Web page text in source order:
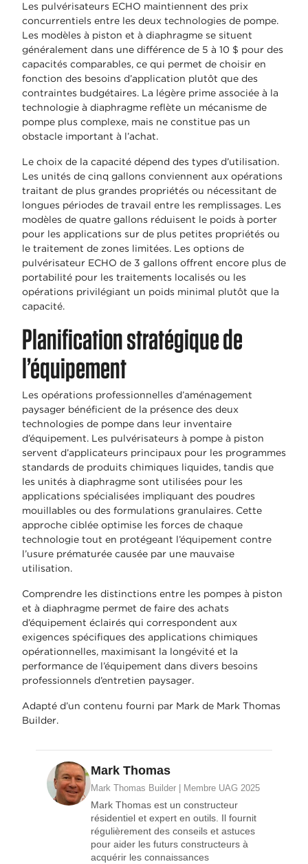
Les pulvérisateurs ECHO maintiennent des prix
concurrentiels entre les deux technologies de pompe.
Les modèles à piston et à diaphragme se situent
généralement dans une différence de 5 à 10 $ pour des
capacités comparables, ce qui permet de choisir en
fonction des besoins d’application plutôt que des
contraintes budgétaires. La légère prime associée à la
technologie à diaphragme reflète un mécanisme de
pompe plus complexe, mais ne constitue pas un
obstacle important à l’achat.
Le choix de la capacité dépend des types d’utilisation.
Les unités de cinq gallons conviennent aux opérations
traitant de plus grandes propriétés ou nécessitant de
longues périodes de travail entre les remplissages. Les
modèles de quatre gallons réduisent le poids à porter
pour les applications sur de plus petites propriétés ou
le traitement de zones limitées. Les options de
pulvérisateur ECHO de 3 gallons offrent encore plus de
portabilité pour les traitements localisés ou les
opérations privilégiant un poids minimal plutôt que la
capacité.
Planification stratégique de
l’équipement
Les opérations professionnelles d’aménagement
paysager bénéficient de la présence des deux
technologies de pompe dans leur inventaire
d’équipement. Les pulvérisateurs à pompe à piston
servent d’applicateurs principaux pour les programmes
standards de produits chimiques liquides, tandis que
les unités à diaphragme sont utilisées pour les
applications spécialisées impliquant des poudres
mouillables ou des formulations granulaires. Cette
approche ciblée optimise les forces de chaque
technologie tout en protégeant l’équipement contre
l’usure prématurée causée par une mauvaise
utilisation.
Comprendre les distinctions entre les pompes à piston
et à diaphragme permet de faire des achats
d’équipement éclairés qui correspondent aux
exigences spécifiques des applications chimiques
opérationnelles, maximisant la longévité et la
performance de l’équipement dans divers besoins
professionnels d’entretien paysager.
Adapté d’un contenu fourni par Mark de Mark Thomas
Builder.
Mark Thomas
Mark Thomas Builder | Membre UAG 2025
Mark Thomas est un constructeur
résidentiel et expert en outils. Il fournit
régulièrement des conseils et astuces
pour aider les futurs constructeurs à
acquérir les connaissances